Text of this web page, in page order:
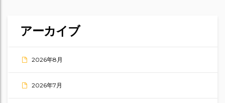
アーカイブ
2026年8月
2026年7月